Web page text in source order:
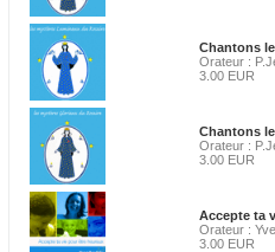
Chantons
Orateur :
3.00 EUR
Chantons
Orateur :
3.00 EUR
Accepte ta
Orateur :
3.00 EUR